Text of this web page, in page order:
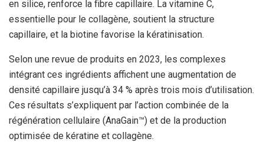
en silice, renforce la fibre capillaire. La vitamine C,
essentielle pour le collagène, soutient la structure
capillaire, et la biotine favorise la kératinisation.
Selon une revue de produits en 2023, les complexes
intégrant ces ingrédients affichent une augmentation de
densité capillaire jusqu’à 34 % après trois mois d’utilisation.
Ces résultats s’expliquent par l’action combinée de la
régénération cellulaire (AnaGain™) et de la production
optimisée de kératine et collagène.